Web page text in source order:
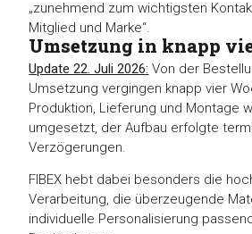
„zunehmend zum wichtigsten
Mitglied und Marke“.
Umsetzung in knapp
Update 22. Juli 2026: Von der
Umsetzung vergingen knapp vier
Produktion, Lieferung und Montage
umgesetzt, der Aufbau erfolgte
Verzögerungen.
FIBEX hebt dabei besonders die
Verarbeitung, die überzeugende
individuelle Personalisierung